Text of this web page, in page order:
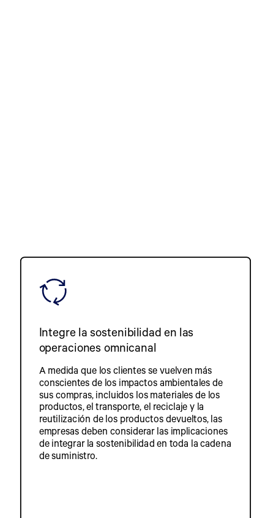
Integre la sostenibilidad en las
operaciones omnicanal
A medida que los clientes se vuelven más
conscientes de los impactos ambientales de
sus compras, incluidos los materiales de los
productos, el transporte, el reciclaje y la
reutilización de los productos devueltos, las
empresas deben considerar las implicaciones
de integrar la sostenibilidad en toda la cadena
de suministro.